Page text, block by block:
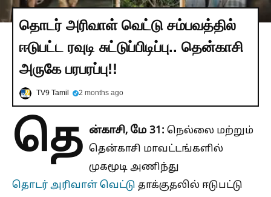
தொடர் அரிவாள் வெட்டு சம்பவத்தில்
ஈடுபட்ட ரவுடி சுட்டுப்பிடிப்பு.. தென்காசி
அருகே பரபரப்பு!!
TV9 Tamil 2 months ago
தெ ன்காசி, மே 31: நெல்லை மற்றும்
தென்காசி மாவட்டங்களில்
முகமூடி அணிந்து
தொடர் அரிவாள் வெட்டு தாக்குதலில் ஈடுபட்டு